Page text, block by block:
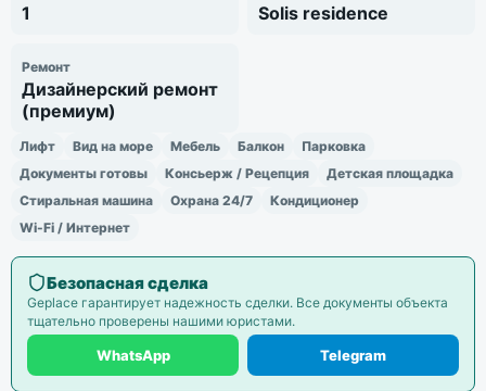
1 Solis residence
Ремонт
Дизайнерский ремонт
(премиум)
Лифт Вид на море Мебель Балкон
Парковка
Документы готовы
Консьерж / Рецепция
Детская площадка
Стиральная машина
Охрана 24/7
Кондиционер
Wi-Fi / Интернет
Безопасная сделка
Geplace гарантирует надежность сделки. Все документы объекта
тщательно проверены нашими юристами.
WhatsApp Telegram